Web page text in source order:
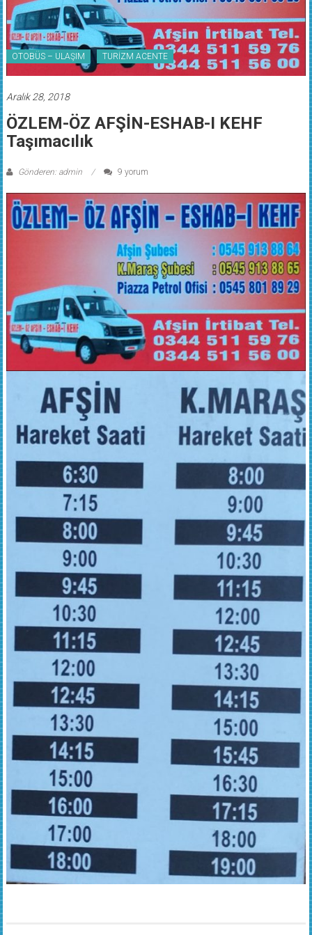
OTOBÜS – ULAŞIM TURİZM ACENTE
Aralık 28, 2018
ÖZLEM-ÖZ AFŞİN-ESHAB-I KEHF
Taşımacılık
Gönderen: admin 9 yorum